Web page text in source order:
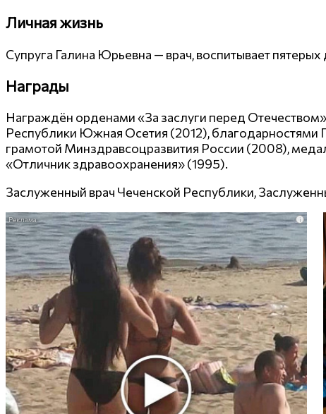
Личная жизнь
Супруга Галина Юрьевна — врач, воспитывает пятерых
Награды
Награждён орденами «За заслуги перед
Республики Южная Осетия (2012), благодарностями
грамотой Минздравсоцразвития России (2008),
«Отличник здравоохранения» (1995).
Заслуженный врач Чеченской Республики,
i